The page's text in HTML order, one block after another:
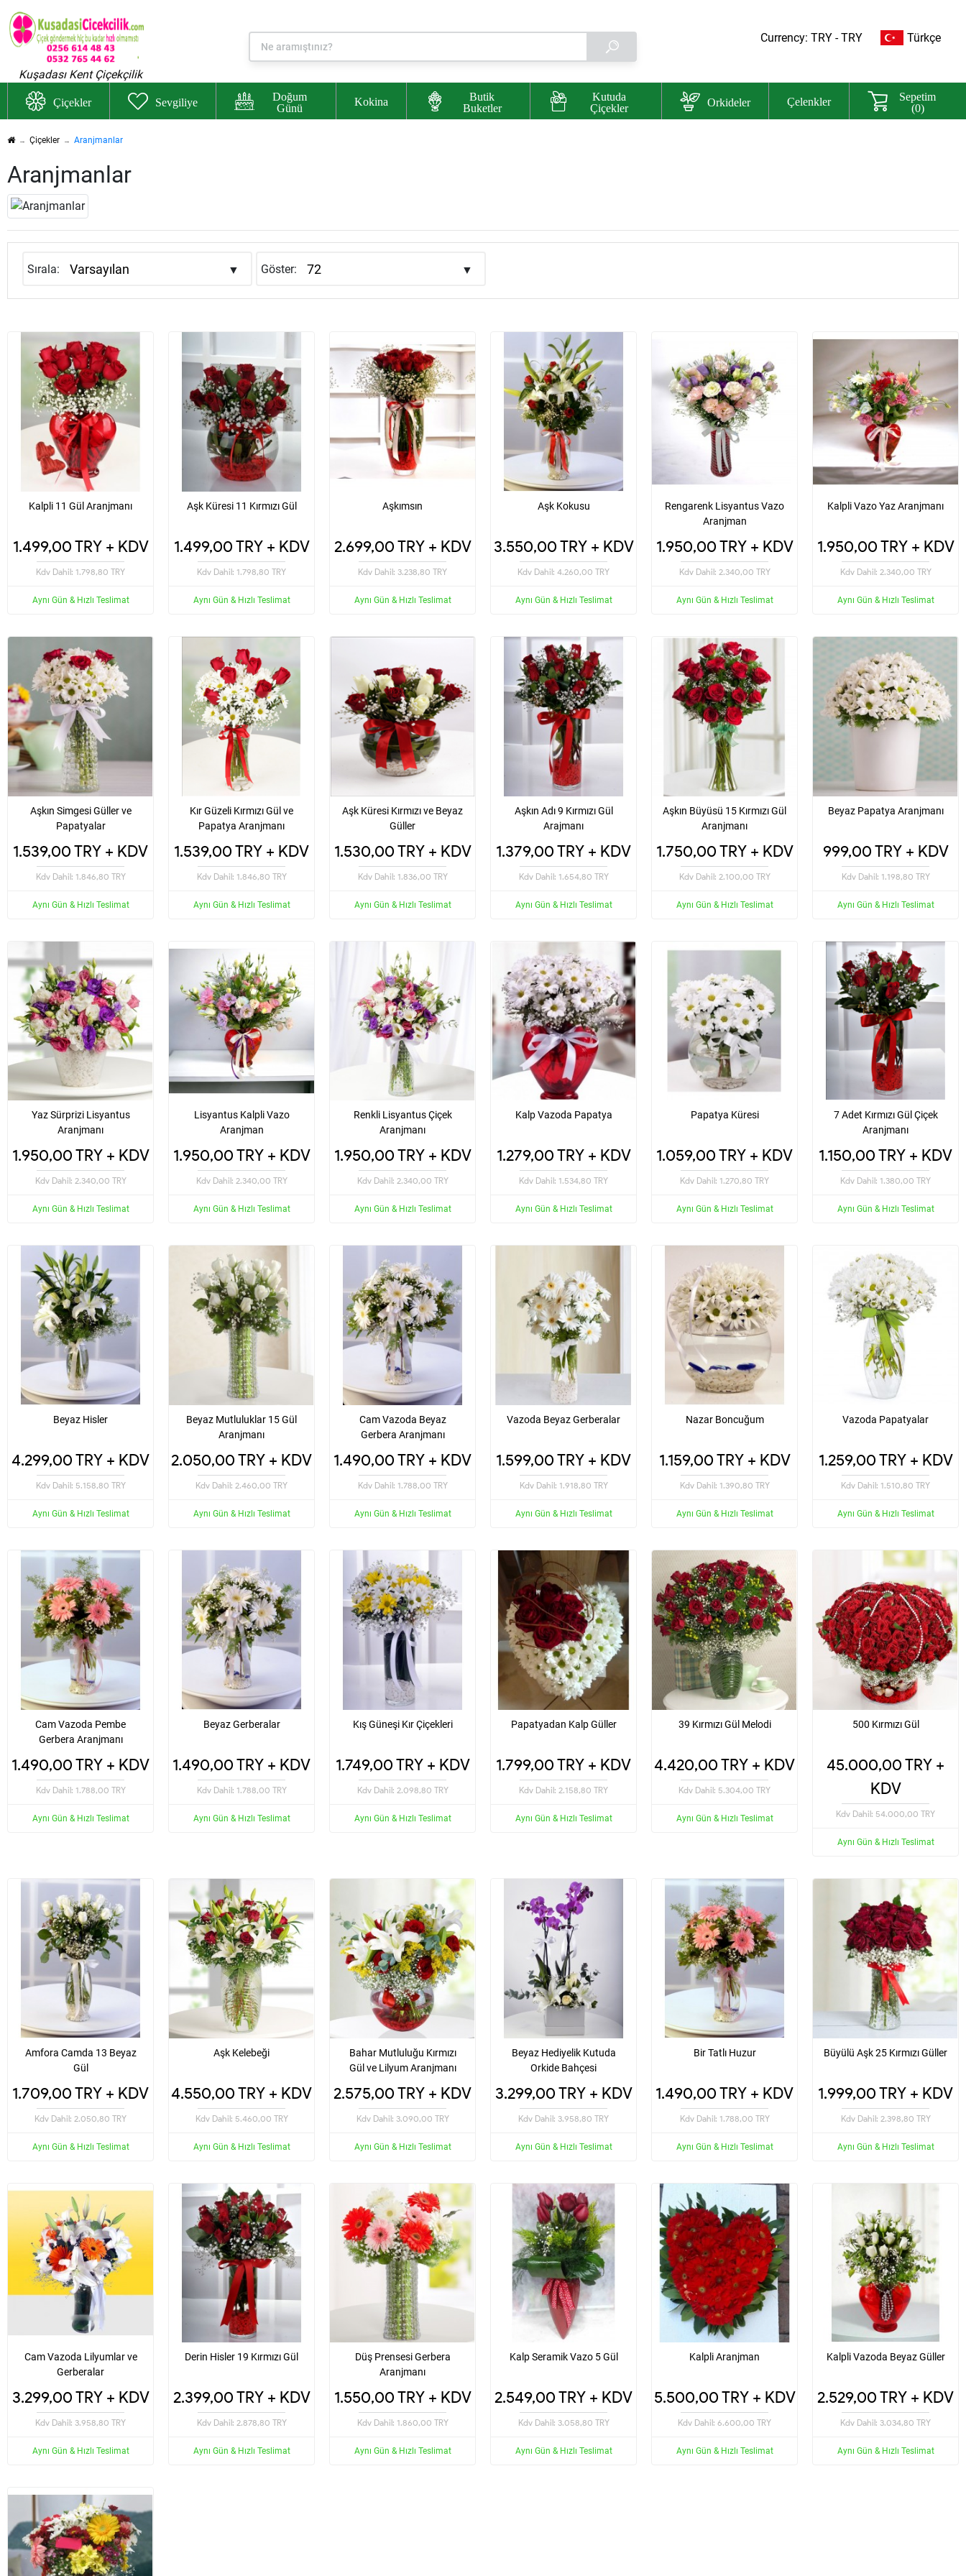
Kuşadası Kent Çiçekçilik
Currency: TRY - TRY Türkçe
Çiçekler Sevgiliye
Doğum
Günü
Kokina
Butik
Buketler
Kutuda
Çiçekler
Orkideler Çelenkler
Sepetim
(0)
Çiçekler Aranjmanlar
Aranjmanlar
Sırala: Göster:
Kalpli 11 Gül Aranjmanı
1.499,00 TRY + KDV
Kdv Dahil: 1.798,80 TRY
Aynı Gün & Hızlı Teslimat
Aşk Küresi 11 Kırmızı Gül
1.499,00 TRY + KDV
Kdv Dahil: 1.798,80 TRY
Aynı Gün & Hızlı Teslimat
Aşkımsın
2.699,00 TRY + KDV
Kdv Dahil: 3.238,80 TRY
Aynı Gün & Hızlı Teslimat
Aşk Kokusu
3.550,00 TRY + KDV
Kdv Dahil: 4.260,00 TRY
Aynı Gün & Hızlı Teslimat
Rengarenk Lisyantus Vazo
Aranjman
1.950,00 TRY + KDV
Kdv Dahil: 2.340,00 TRY
Aynı Gün & Hızlı Teslimat
Kalpli Vazo Yaz Aranjmanı
1.950,00 TRY + KDV
Kdv Dahil: 2.340,00 TRY
Aynı Gün & Hızlı Teslimat
Aşkın Simgesi Güller ve
Papatyalar
1.539,00 TRY + KDV
Kdv Dahil: 1.846,80 TRY
Aynı Gün & Hızlı Teslimat
Kır Güzeli Kırmızı Gül ve
Papatya Aranjmanı
1.539,00 TRY + KDV
Kdv Dahil: 1.846,80 TRY
Aynı Gün & Hızlı Teslimat
Aşk Küresi Kırmızı ve Beyaz
Güller
1.530,00 TRY + KDV
Kdv Dahil: 1.836,00 TRY
Aynı Gün & Hızlı Teslimat
Aşkın Adı 9 Kırmızı Gül
Arajmanı
1.379,00 TRY + KDV
Kdv Dahil: 1.654,80 TRY
Aynı Gün & Hızlı Teslimat
Aşkın Büyüsü 15 Kırmızı Gül
Aranjmanı
1.750,00 TRY + KDV
Kdv Dahil: 2.100,00 TRY
Aynı Gün & Hızlı Teslimat
Beyaz Papatya Aranjmanı
999,00 TRY + KDV
Kdv Dahil: 1.198,80 TRY
Aynı Gün & Hızlı Teslimat
Yaz Sürprizi Lisyantus
Aranjmanı
1.950,00 TRY + KDV
Kdv Dahil: 2.340,00 TRY
Aynı Gün & Hızlı Teslimat
Lisyantus Kalpli Vazo
Aranjman
1.950,00 TRY + KDV
Kdv Dahil: 2.340,00 TRY
Aynı Gün & Hızlı Teslimat
Renkli Lisyantus Çiçek
Aranjmanı
1.950,00 TRY + KDV
Kdv Dahil: 2.340,00 TRY
Aynı Gün & Hızlı Teslimat
Kalp Vazoda Papatya
1.279,00 TRY + KDV
Kdv Dahil: 1.534,80 TRY
Aynı Gün & Hızlı Teslimat
Papatya Küresi
1.059,00 TRY + KDV
Kdv Dahil: 1.270,80 TRY
Aynı Gün & Hızlı Teslimat
7 Adet Kırmızı Gül Çiçek
Aranjmanı
1.150,00 TRY + KDV
Kdv Dahil: 1.380,00 TRY
Aynı Gün & Hızlı Teslimat
Beyaz Hisler
4.299,00 TRY + KDV
Kdv Dahil: 5.158,80 TRY
Aynı Gün & Hızlı Teslimat
Beyaz Mutluluklar 15 Gül
Aranjmanı
2.050,00 TRY + KDV
Kdv Dahil: 2.460,00 TRY
Aynı Gün & Hızlı Teslimat
Cam Vazoda Beyaz
Gerbera Aranjmanı
1.490,00 TRY + KDV
Kdv Dahil: 1.788,00 TRY
Aynı Gün & Hızlı Teslimat
Vazoda Beyaz Gerberalar
1.599,00 TRY + KDV
Kdv Dahil: 1.918,80 TRY
Aynı Gün & Hızlı Teslimat
Nazar Boncuğum
1.159,00 TRY + KDV
Kdv Dahil: 1.390,80 TRY
Aynı Gün & Hızlı Teslimat
Vazoda Papatyalar
1.259,00 TRY + KDV
Kdv Dahil: 1.510,80 TRY
Aynı Gün & Hızlı Teslimat
Cam Vazoda Pembe
Gerbera Aranjmanı
1.490,00 TRY + KDV
Kdv Dahil: 1.788,00 TRY
Aynı Gün & Hızlı Teslimat
Beyaz Gerberalar
1.490,00 TRY + KDV
Kdv Dahil: 1.788,00 TRY
Aynı Gün & Hızlı Teslimat
Kış Güneşi Kır Çiçekleri
1.749,00 TRY + KDV
Kdv Dahil: 2.098,80 TRY
Aynı Gün & Hızlı Teslimat
Papatyadan Kalp Güller
1.799,00 TRY + KDV
Kdv Dahil: 2.158,80 TRY
Aynı Gün & Hızlı Teslimat
39 Kırmızı Gül Melodi
4.420,00 TRY + KDV
Kdv Dahil: 5.304,00 TRY
Aynı Gün & Hızlı Teslimat
500 Kırmızı Gül
45.000,00 TRY +
KDV
Kdv Dahil: 54.000,00 TRY
Aynı Gün & Hızlı Teslimat
Amfora Camda 13 Beyaz
Gül
1.709,00 TRY + KDV
Kdv Dahil: 2.050,80 TRY
Aynı Gün & Hızlı Teslimat
Aşk Kelebeği
4.550,00 TRY + KDV
Kdv Dahil: 5.460,00 TRY
Aynı Gün & Hızlı Teslimat
Bahar Mutluluğu Kırmızı
Gül ve Lilyum Aranjmanı
2.575,00 TRY + KDV
Kdv Dahil: 3.090,00 TRY
Aynı Gün & Hızlı Teslimat
Beyaz Hediyelik Kutuda
Orkide Bahçesi
3.299,00 TRY + KDV
Kdv Dahil: 3.958,80 TRY
Aynı Gün & Hızlı Teslimat
Bir Tatlı Huzur
1.490,00 TRY + KDV
Kdv Dahil: 1.788,00 TRY
Aynı Gün & Hızlı Teslimat
Büyülü Aşk 25 Kırmızı Güller
1.999,00 TRY + KDV
Kdv Dahil: 2.398,80 TRY
Aynı Gün & Hızlı Teslimat
Cam Vazoda Lilyumlar ve
Gerberalar
3.299,00 TRY + KDV
Kdv Dahil: 3.958,80 TRY
Aynı Gün & Hızlı Teslimat
Derin Hisler 19 Kırmızı Gül
2.399,00 TRY + KDV
Kdv Dahil: 2.878,80 TRY
Aynı Gün & Hızlı Teslimat
Düş Prensesi Gerbera
Aranjmanı
1.550,00 TRY + KDV
Kdv Dahil: 1.860,00 TRY
Aynı Gün & Hızlı Teslimat
Kalp Seramik Vazo 5 Gül
2.549,00 TRY + KDV
Kdv Dahil: 3.058,80 TRY
Aynı Gün & Hızlı Teslimat
Kalpli Aranjman
5.500,00 TRY + KDV
Kdv Dahil: 6.600,00 TRY
Aynı Gün & Hızlı Teslimat
Kalpli Vazoda Beyaz Güller
2.529,00 TRY + KDV
Kdv Dahil: 3.034,80 TRY
Aynı Gün & Hızlı Teslimat